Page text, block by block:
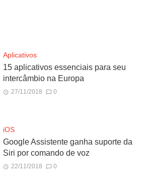
Aplicativos
15 aplicativos essenciais para seu
intercâmbio na Europa
27/11/2018 0
iOS
Google Assistente ganha suporte da
Siri por comando de voz
22/11/2018 0